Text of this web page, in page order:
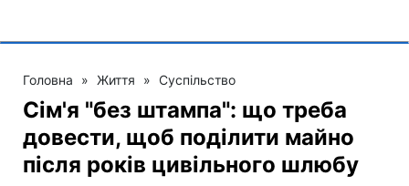
Головна » Життя » Суспільство
Сім'я "без штампа": що треба
довести, щоб поділити майно
після років цивільного шлюбу